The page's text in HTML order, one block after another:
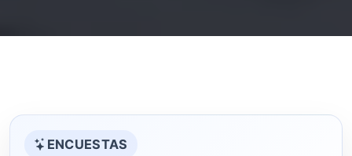
ENCUESTAS